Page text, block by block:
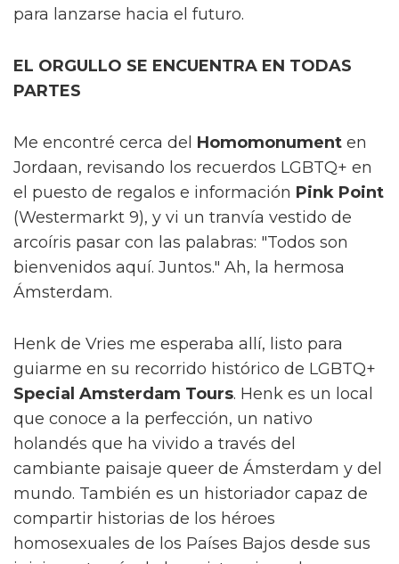
para lanzarse hacia el futuro.
EL ORGULLO SE ENCUENTRA EN TODAS
PARTES
Me encontré cerca del Homomonument en
Jordaan, revisando los recuerdos LGBTQ+ en
el puesto de regalos e información Pink Point
(Westermarkt 9), y vi un tranvía vestido de
arcoíris pasar con las palabras: "Todos son
bienvenidos aquí. Juntos." Ah, la hermosa
Ámsterdam.
Henk de Vries me esperaba allí, listo para
guiarme en su recorrido histórico de LGBTQ+
Special Amsterdam Tours. Henk es un local
que conoce a la perfección, un nativo
holandés que ha vivido a través del
cambiante paisaje queer de Ámsterdam y del
mundo. También es un historiador capaz de
compartir historias de los héroes
homosexuales de los Países Bajos desde sus